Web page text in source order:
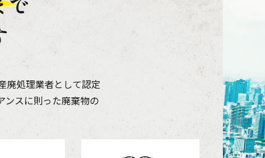
で
廃処理業者として認定
ンスに則った廃棄物の